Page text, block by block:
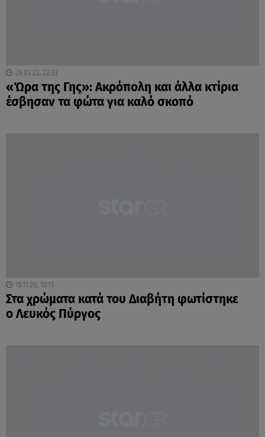
26.03.22, 22:33
«Ώρα της Γης»: Ακρόπολη και άλλα κτίρια
έσβησαν τα φώτα για καλό σκοπό
15.11.20, 10:15
Στα χρώματα κατά του Διαβήτη φωτίστηκε
ο Λευκός Πύργος